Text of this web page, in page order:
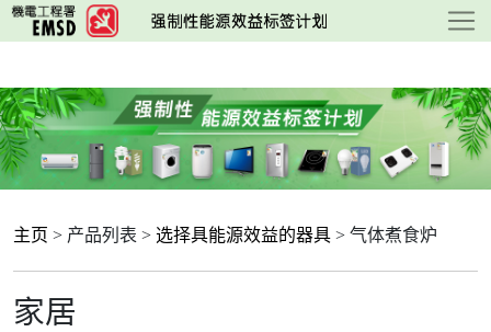
跳
至
要
内
容
主页 > 产品列表 > 选择具能源效益的器具 > 气体煮食炉
家居